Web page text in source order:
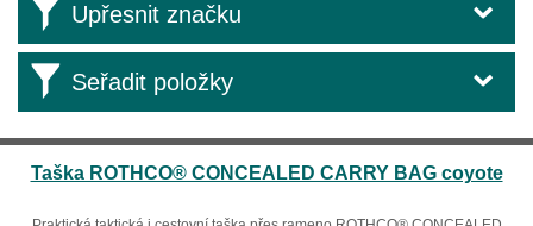
Upřesnit značku
Seřadit položky
Taška ROTHCO® CONCEALED CARRY BAG coyote